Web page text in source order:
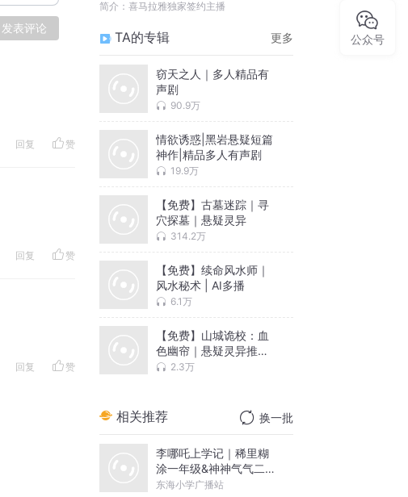
发表评论
回复 赞
回复 赞
回复 赞
简介： 喜马拉雅独家签约主播
TA的专辑 更多
窃天之人｜多人精品有
声剧
90.9万
情欲诱惑|黑岩悬疑短篇
神作|精品多人有声剧
19.9万
【免费】古墓迷踪｜寻
穴探墓｜悬疑灵异
314.2万
【免费】续命风水师｜
风水秘术 | AI多播
6.1万
【免费】山城诡校：血
色幽帘｜悬疑灵异推理
｜AI多播
2.3万
相关推荐 换一批
李哪吒上学记｜稀里糊
涂一年级&神神气气二年
级
东海小学广播站
公众号